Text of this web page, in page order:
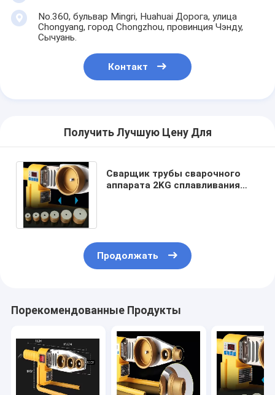
No.360, бульвар Mingri, Huahuai Дорога, улица
Chongyang, город Chongzhou, провинция Чэнду,
Сычуань.
Контакт
Получить Лучшую Цену Для
Сварщик трубы сварочного
аппарата 2KG сплавливания
Продолжать
Порекомендованные Продукты